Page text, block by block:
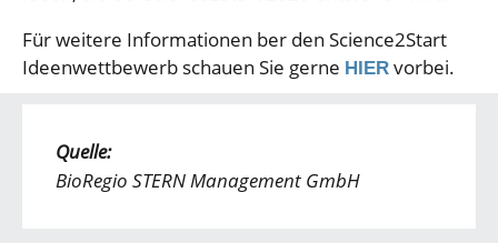
Für weitere Informationen ber den Science2Start
Ideenwettbewerb schauen Sie gerne HIER vorbei.
Quelle:
BioRegio STERN Management GmbH